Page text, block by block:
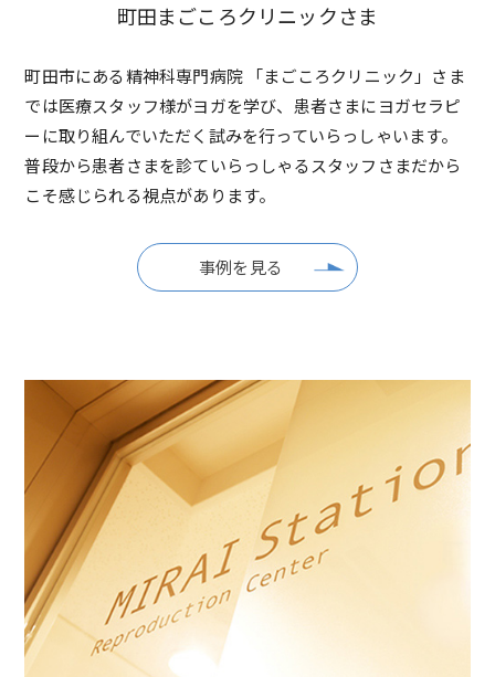
町田まごころクリニックさま
町田市にある精神科専門病院 「まごころクリニック」さま
では医療スタッフ様がヨガを学び、患者さまにヨガセラピ
ーに取り組んでいただく試みを行っていらっしゃいます。
普段から患者さまを診ていらっしゃるスタッフさまだから
こそ感じられる視点があります。
事例を見る